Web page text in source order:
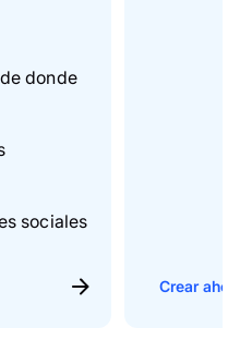
donde
sociales
Crear